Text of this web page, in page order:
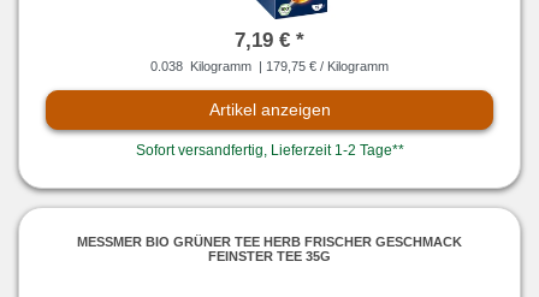
7,19 € *
0.038 Kilogramm | 179,75 € / Kilogramm
Artikel anzeigen
Sofort versandfertig, Lieferzeit 1-2 Tage**
MESSMER BIO GRÜNER TEE HERB FRISCHER GESCHMACK F
EINSTER TEE 35G